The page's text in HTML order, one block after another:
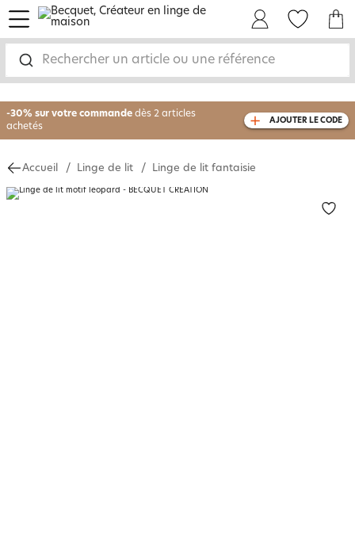
Rechercher un article ou une référence
menu
-30% sur votre commande dès 2 articles
achetés
avec le code
AJOUTER LE CODE
Accueil Linge de lit Linge de lit fantaisie